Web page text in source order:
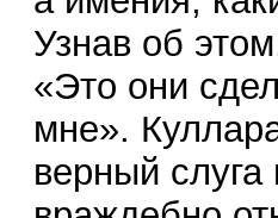
Узнав об
«Это они
мне».
верный